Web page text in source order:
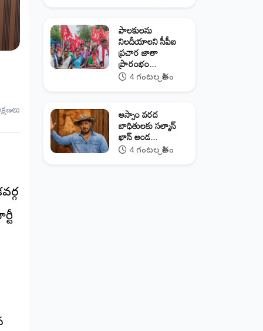
పాలకులను
నిలదీయాలని సీపీఐ
ప్రచార జాతా
ప్రారంభం...
4 గంటల క్రితం
అస్సాం వరద
బాధితులకు సల్మాన్
ఖాన్ అండ...
4 గంటల క్రితం